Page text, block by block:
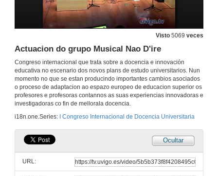
Visto 5069 veces
Actuacion do grupo Musical Nao D'ire
Congreso internacional que trata sobre a docencia e innovación
educativa no escenario dos novos plans de estudo universitarios. Nun
momento no que se estan producindo importantes cambios asociados
o proceso de adaptacion ao espazo europeo de educacion superior os
profesores e profesoras contannos as suas experiencias innovadoras e
investigadoras co fin de mellorala docencia.
i18n.one.Series:
I Congreso Internacional de Docencia Universitaria
Ocultar
URL:
Presentación
Intervencion de Miguel Angel Zabalza
2 de xul. de 2009
Intervencion de Mercedes Suarez
2 de xul. de 2009
Intervencion de Mariló Candedo
2 de xul. de 2009